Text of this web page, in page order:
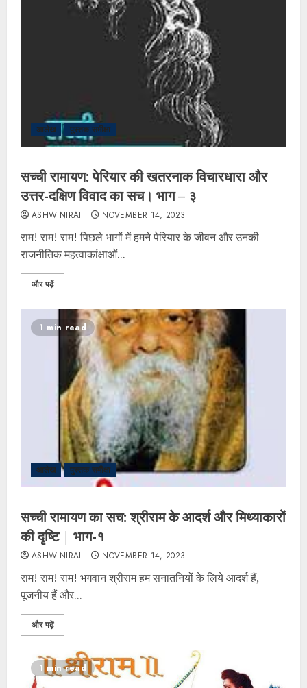
आलेख पुस्तक समीक्षा
सच्ची रामायण: पेरियार की खतरनाक विचारधारा और
उत्तर-दक्षिण विवाद का सच। भाग – ३
ASHWINIRAI NOVEMBER 14, 2023
राम! राम! राम! पिछले भागों में हमने पेरियार के जीवन और उनकी
राजनीतिक महत्वाकांक्षाओं...
और पढ़ें
1 min read
आलेख पुस्तक समीक्षा
सच्ची रामायण का सच: श्रीराम के आदर्श और मिथ्याकारों
की दृष्टि | भाग-१
ASHWINIRAI NOVEMBER 14, 2023
राम! राम! राम! भगवान श्रीराम हम सनातनियों के लिये आदर्श हैं,
पूजनीय हैं और...
और पढ़ें
1 min read